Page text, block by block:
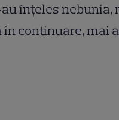
înțeles nebunia,
continuare, mai